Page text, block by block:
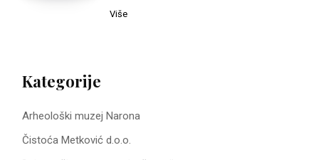
Više
Kategorije
Arheološki muzej Narona
Čistoća Metković d.o.o.